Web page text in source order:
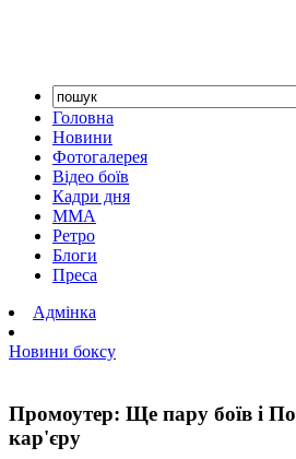
Головна
Новини
Фотогалерея
Відео боїв
Кадри дня
ММА
Ретро
Блоги
Преса
Адмінка
Новини боксу
Промоутер: Ще пару боїв і
кар'єру